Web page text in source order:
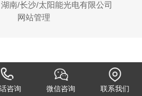
南/长沙/太阳能光电有限公司
网站管理
咨询 微信咨询 联系我们